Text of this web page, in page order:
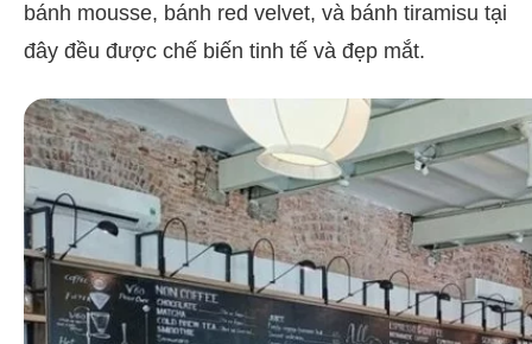
bánh mousse, bánh red velvet, và bánh tiramisu tại
đây đều được chế biến tinh tế và đẹp mắt.